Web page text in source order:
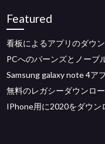
Featured
看板によるアプリのダウ
PCへのバーンズとノーブ
Samsung galaxy note 4ア
無料のレガシーダウンロ
IPhone用に2020をダウン